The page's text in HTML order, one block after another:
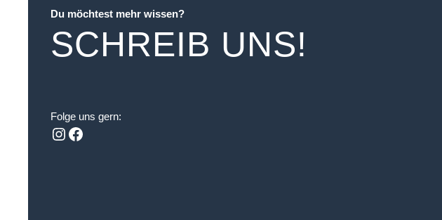
Du möchtest mehr wissen?
SCHREIB UNS!
Folge uns gern:
Instagram
Facebook